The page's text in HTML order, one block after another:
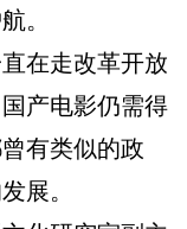
。
在走改革开放
产电影仍需得
有类似的政
展。